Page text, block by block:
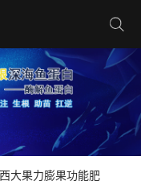
大果力膨果功能肥